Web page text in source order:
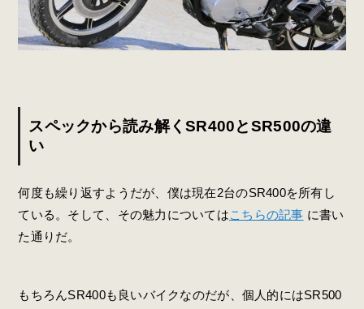
スペックから読み解くSR400とSR500の違
い
何度も繰り返すようだが、僕は現在2台のSR400を所有し
ている。そして、その魅力についてはこちらの記事 に書い
た通りだ。
もちろんSR400も良いバイクなのだが、個人的にはSR500